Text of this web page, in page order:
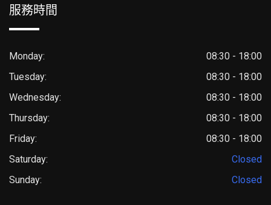
服務時間
Monday:
08:30 - 18:00
Tuesday:
08:30 - 18:00
Wednesday:
08:30 - 18:00
Thursday:
08:30 - 18:00
Friday:
08:30 - 18:00
Saturday:
Closed
Sunday:
Closed